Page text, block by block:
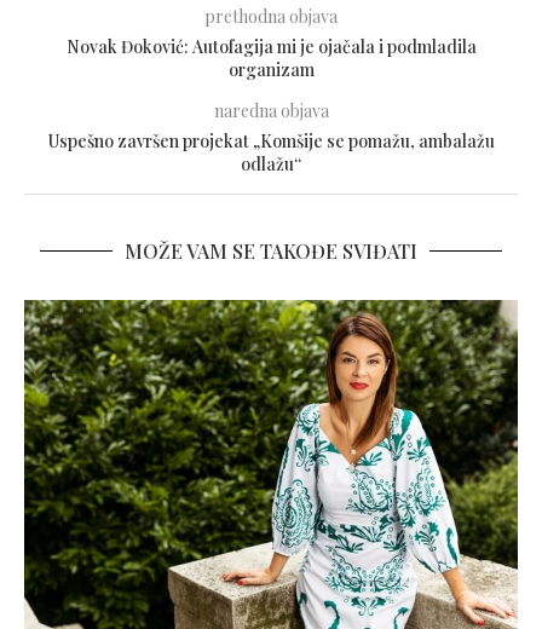
prethodna objava
Novak Đoković: Autofagija mi je ojačala i podmladila
organizam
naredna objava
Uspešno završen projekat „Komšije se pomažu, ambalažu
odlažu“
MOŽE VAM SE TAKOĐE SVIĐATI